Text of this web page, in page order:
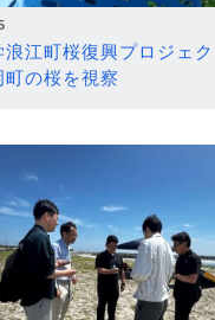
浪江町桜復興プロジェ
町の桜を視察